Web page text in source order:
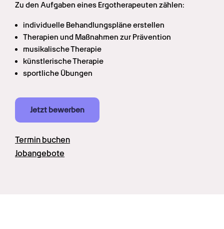
Zu den Aufgaben eines Ergotherapeuten zählen:
individuelle Behandlungspläne erstellen
Therapien und Maßnahmen zur Prävention
musikalische Therapie
künstlerische Therapie
sportliche Übungen
Jetzt bewerben
Termin buchen
Jobangebote